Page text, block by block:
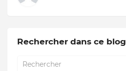
Rechercher dans ce blog